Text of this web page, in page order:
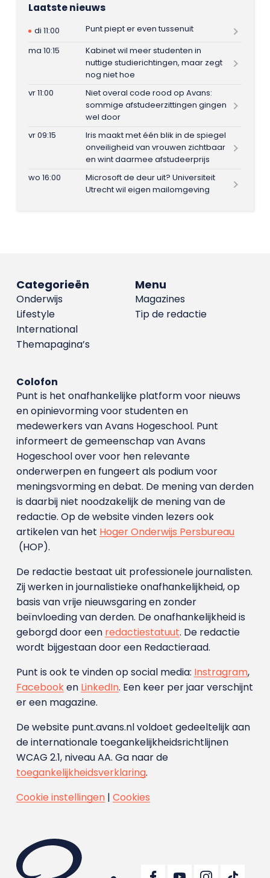
Laatste nieuws
di 11:00
Punt piept er even tussenuit
ma 10:15
Kabinet wil meer studenten in
nuttige studierichtingen, maar zegt
nog niet hoe
vr 11:00
Niet overal code rood op Avans:
sommige afstudeerzittingen gingen
wel door
vr 09:15
Iris maakt met één blik in de spiegel
onveiligheid van vrouwen zichtbaar
en wint daarmee afstudeerprijs
wo 16:00
Microsoft de deur uit? Universiteit
Utrecht wil eigen mailomgeving
Menu
Magazines
Tip de redactie
Categorieën
Onderwijs
Lifestyle
International
Themapagina’s
Colofon
Punt is het onafhankelijke platform voor nieuws
en opinievorming voor studenten en
medewerkers van Avans Hoge­school. Punt
informeert de gemeenschap van Avans
Hogeschool over voor hen relevante
onderwerpen en fungeert als podium voor
meningsvorming en debat. De mening van derden
is daarbij niet noodzakelijk de mening van de
redactie. Op de website vinden lezers ook
artikelen van het Hoger Onderwijs Persbureau
(HOP).
De redactie bestaat uit professionele journalisten.
Zij werken in journalistieke onafhankelijkheid, op
basis van vrije nieuwsgaring en zonder
beïnvloeding van derden. De onafhankelijkheid is
geborgd door een redactiestatuut. De redactie
wordt bijgestaan door een Redactieraad.
Punt is ook te vinden op social media: Instragram,
Facebooken LinkedIn. Een keer per jaar verschijnt
er een magazine.
De website punt.avans.nl voldoet gedeeltelijk aan
de internationale toegankelijkheidsrichtlijnen
WCAG 2.1, niveau AA. Ga naar de
toegankelijkheidsverklaring.
Cookie instellingen| Cookies